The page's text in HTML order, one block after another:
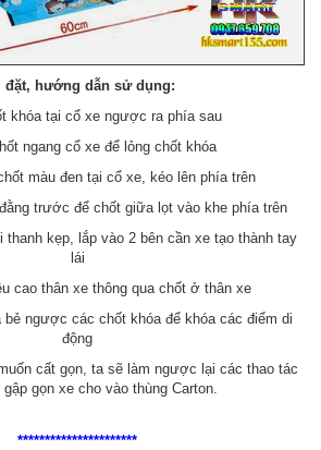
đặt, hướng dẫn sử dụng:
khóa tại cổ xe ngược ra phía sau
ngang cổ xe để lỏng chốt khóa
màu đen tại cổ xe, kéo lên phía trên
trước để chốt giữa lọt vào khe phía trên
thanh kẹp, lắp vào 2 bên cần xe tạo thành tay
lái
cao thân xe thông qua chốt ở thân xe
ngược các chốt khóa để khóa các điểm di
động
cất gọn, ta sẽ làm ngược lại các thao tác
gập gọn xe cho vào thùng Carton.
**********************